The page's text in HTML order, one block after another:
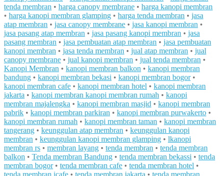
tenda membran • harga canopy membrane • harga kanopi membran
• harga kanopi membran glamping • harga tenda membran • jasa
atap membran • jasa canopy membrane • jasa kanopi membran •
jasa pasang atap membran • jasa pasang kanopi membran • jasa
pasang membran • jasa pembuatan atap membran • jasa pembuatan
kanopi membran • jasa tenda membran • jual atap membran • jual
canopy membrane • jual kanopi membran • jual tenda membran •
Kanopi Membran • kanopi membran balkon • kanopi membran
bandung • kanopi membran bekasi • kanopi membran bogor•
kanopi membran cafe • kanopi membran hotel • kanopi membran
jakarta • kanopi membran kanopi membran rumah • kanopi
membran majalengka • kanopi membran masjid • kanopi membran
pabrik • kanopi membran parkiran • kanopi membran purwakerto •
kanopi membran rumah • kanopi membran taman • kanopi membran
tangerang • keunggulan atap membran • keunggulan kanopi
membran • keunggulan kanopi membran glamping • lkanopi
membran rs • membran layang • tenda membran • tenda membran
balkon • Tenda membran Bandung • tenda membran bekassi • tenda
membran bogor• tenda membran cafe • tenda membran hotel •
tenda membran icafe • tenda membran jakarta • tenda membran